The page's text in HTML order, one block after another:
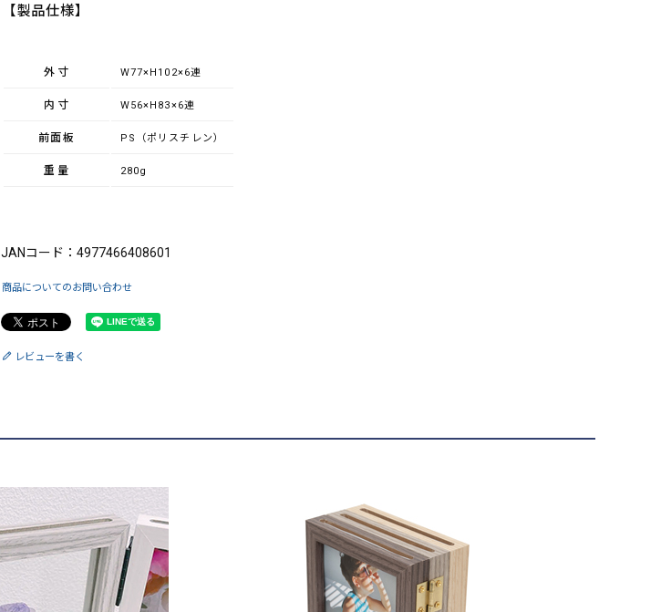
【製品仕様】
外寸 W77×H102×6連
内寸 W56×H83×6連
前面板 PS（ポリスチレン）
重量 280g
JANコード：4977466408601
商品についてのお問い合わせ
レビューを書く